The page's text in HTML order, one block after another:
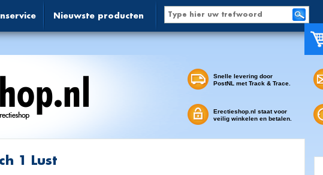
Nieuwste producten
Snelle levering door
PostNL met Track & Trace.
Erectieshop.nl staat voor
veilig winkelen en betalen.
1 Lust